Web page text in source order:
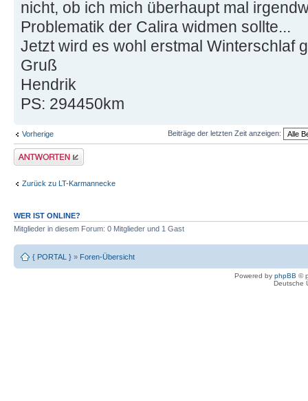
nicht, ob ich mich überhaupt mal
Problematik der Calira widmen sollte...
Jetzt wird es wohl erstmal Winterschlaf
Gruß
Hendrik
PS: 294450km
Vorherige Beiträge der letzten Zeit anzeigen:
Antwort erstellen
Zurück zu LT-Karmannecke
WER IST ONLINE?
Mitglieder in diesem Forum: 0 Mitglieder und 1 Gast
{ PORTAL } » Foren-Übersicht
Powered by phpBB ©
Deutsche